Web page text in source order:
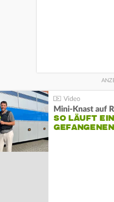
Mini-Knast auf
SO LÄUFT EIN